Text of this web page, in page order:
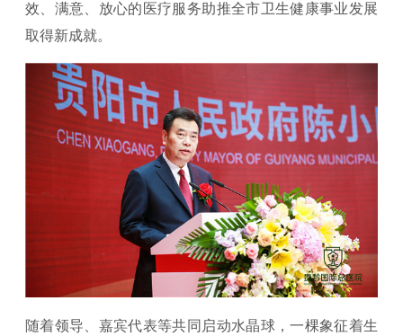
效、满意、放心的医疗服务助推全市卫生健康事业发展
取得新成就。
随着领导、嘉宾代表等共同启动水晶球，一棵象征着生